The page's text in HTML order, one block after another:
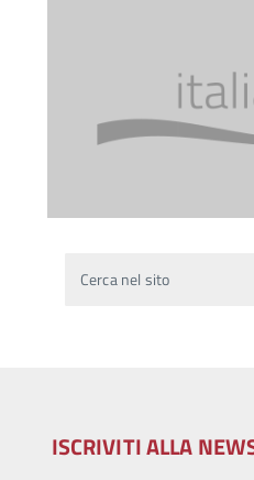
Cerca nel sito
ISCRIVITI ALLA